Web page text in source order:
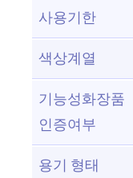
사용기한
색상계열
기능성화장품
인증여부
용기 형태